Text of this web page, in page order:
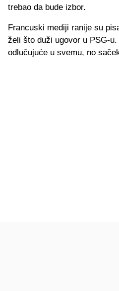
trebao da bude izbor.
Francuski mediji ranije su
želi što duži ugovor u PSG-
odlučujuće u svemu, no